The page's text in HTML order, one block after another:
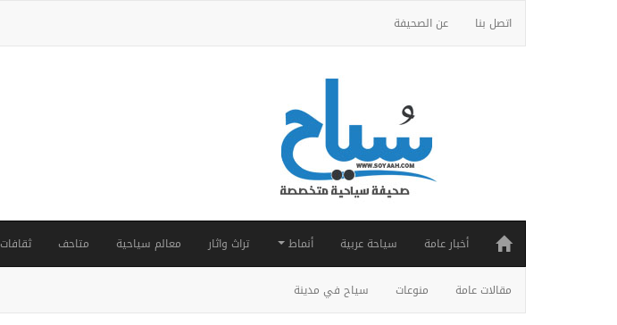
اتصل بنا عن الصحيفة
أخبار عامة سياحة عربية أنماط تراث واثار معالم سياحية متاحف ثقافات
مقالات عامة منوعات سياح في مدينة